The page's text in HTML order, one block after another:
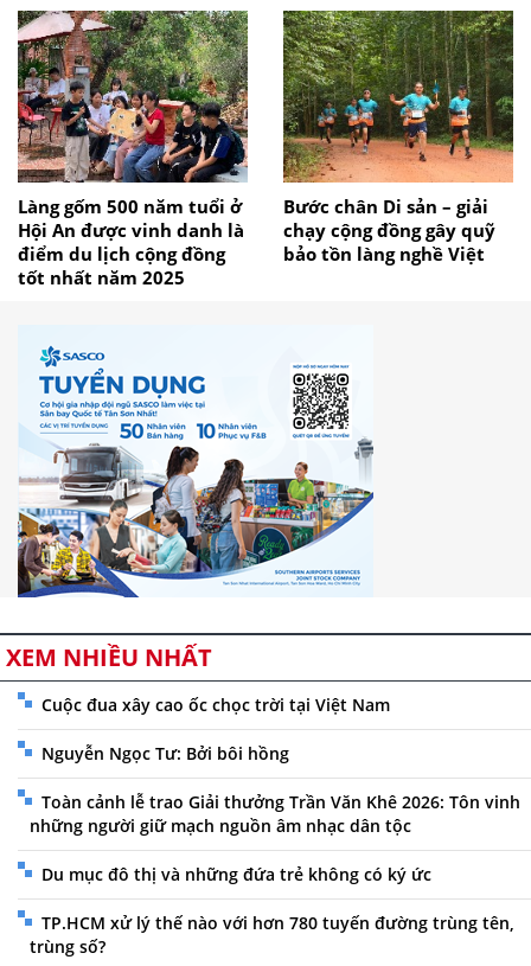
Làng gốm 500 năm tuổi ở
Hội An được vinh danh là
điểm du lịch cộng đồng
tốt nhất năm 2025
Bước chân Di sản – giải
chạy cộng đồng gây quỹ
bảo tồn làng nghề Việt
XEM NHIỀU NHẤT
Cuộc đua xây cao ốc chọc trời tại Việt Nam
Nguyễn Ngọc Tư: Bởi bôi hồng
Toàn cảnh lễ trao Giải thưởng Trần Văn Khê 2026: Tôn vinh
những người giữ mạch nguồn âm nhạc dân tộc
Du mục đô thị và những đứa trẻ không có ký ức
TP.HCM xử lý thế nào với hơn 780 tuyến đường trùng tên,
trùng số?